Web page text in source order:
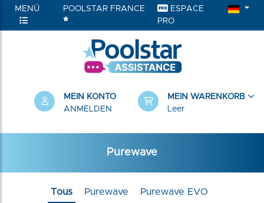
MENÜ POOLSTAR FRANCE
ESPACE
PRO
MEIN KONTO
ANMELDEN
MEIN WARENKORB
Leer
Purewave
Tous Purewave Purewave EVO